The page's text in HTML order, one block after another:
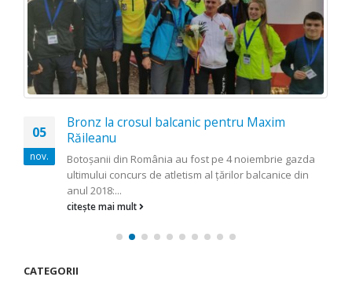
05
nov.
Bronz la crosul balcanic pentru Maxim
Răileanu
Botoşanii din România au fost pe 4 noiembrie gazda
ultimului concurs de atletism al ţărilor balcanice din
anul 2018:...
citește mai mult
CATEGORII